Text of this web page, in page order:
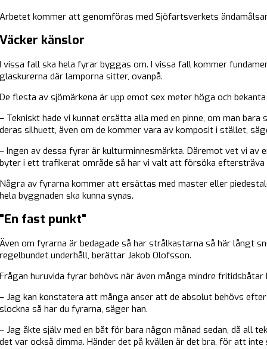
Arbetet kommer att genomföras med Sjöfartsverkets
Väcker känslor
I vissa fall ska hela fyrar byggas om. I vissa fall kommer
glaskurerna där lamporna sitter, ovanpå.
De flesta av sjömärkena är upp emot sex meter höga och
– Tekniskt hade vi kunnat ersätta alla med en pinne, om man
deras silhuett, även om de kommer vara av komposit i stället,
– Ingen av dessa fyrar är kulturminnesmärkta. Däremot vet vi
byter i ett trafikerat område så har vi valt att försöka eftersträva
Några av fyrarna kommer att ersättas med master eller
hela byggnaden ska kunna synas.
"En fast punkt"
Även om fyrarna är bedagade så har strålkastarna så här långt
regelbundet underhåll, berättar Jakob Olofsson.
Frågan huruvida fyrar behövs när även många mindre
– Jag kan konstatera att många anser att de absolut behövs
slockna så har du fyrarna, säger han.
– Jag åkte själv med en båt för bara någon månad sedan, då all
det var också dimma. Händer det på kvällen är det bra, för att